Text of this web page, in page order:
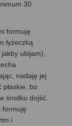
30
formuję
łyżeczką
ubijam),
nadaję jej
płaskie, bo
środku dojść.
formuję
i